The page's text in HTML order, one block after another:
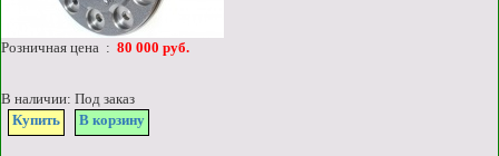
Розничная цена : 80 000 руб.
В наличии: Под заказ
Купить
В корзину